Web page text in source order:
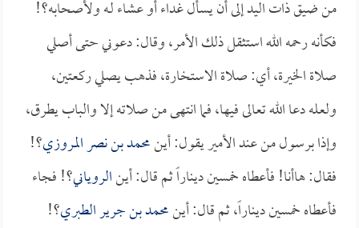
من ضيق ذات اليد إلى أن يسأل غداء أو عشاء لـه ولأصحابه؟!
فكأنه رحمه الله استثقل ذلك الأمر، وقال: دعوني حتى أصلي
صلاة الخيرة، أي: صلاة الاستخارة، فذهب يصلي ركعتين،
ولعله دعا الله تعالى فيها، فما انتهى من صلاته إلا والباب يطرق،
وإذا برسول من عند الأمير يقول: أينمحمد بن نصر المروزي؟!
فقال: هاأنا! فأعطاه خمسين ديناراً ثم قال: أينالروياني؟! فجاء
فأعطاه خمسين ديناراً، ثم قال: أينمحمد بن جرير الطبري؟!